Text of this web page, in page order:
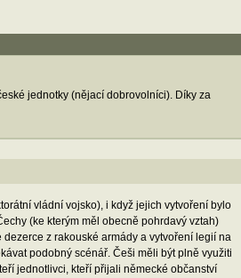
jednotky (nějací dobrovolníci). Díky za
vládní vojsko), i když jejich vytvoření bylo
(ke kterým měl obecně pohrdavý vztah)
z rakouské armády a vytvoření legií na
podobný scénář. Češi měli být plně využiti
jednotlivci, kteří přijali německé občanství